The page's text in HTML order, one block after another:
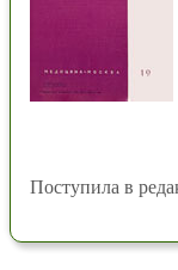
Поступила в